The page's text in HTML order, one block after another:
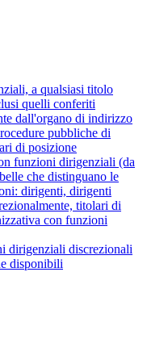
a qualsiasi titolo
quelli conferiti
dall'organo di indirizzo
pubbliche di
di posizione
funzioni dirigenziali (da
che distinguano le
dirigenti, dirigenti
titolari di
con funzioni
dirigenziali discrezionali
disponibili